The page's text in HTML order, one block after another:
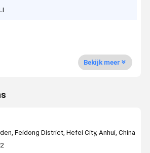
Bekijk meer
Feidong District, Hefei City, Anhui, China